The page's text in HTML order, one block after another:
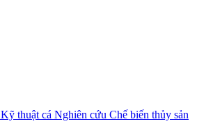
Kỹ thuật cá Nghiên cứu Chế biến thủy sản